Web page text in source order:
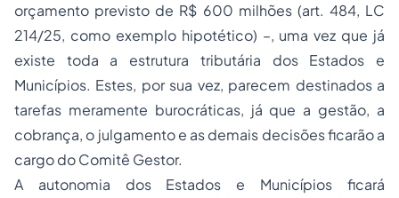
orçamento previsto de R$ 600 milhões (art. 484, LC
214/25, como exemplo hipotético) –, uma vez que já
existe toda a estrutura tributária dos Estados e
Municípios. Estes, por sua vez, parecem destinados a
tarefas meramente burocráticas, já que a gestão, a
cobrança, o julgamento e as demais decisões ficarão a
cargo do Comitê Gestor.
A autonomia dos Estados e Municípios ficará